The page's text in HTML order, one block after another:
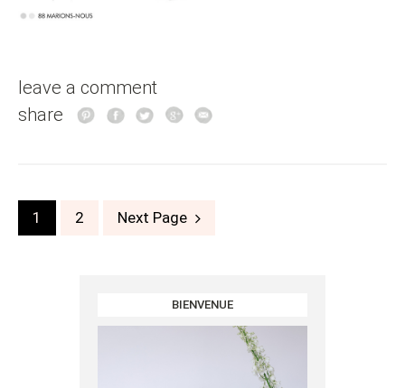
leave a comment
share
Posts
navigation
1 2 Next Page
BIENVENUE